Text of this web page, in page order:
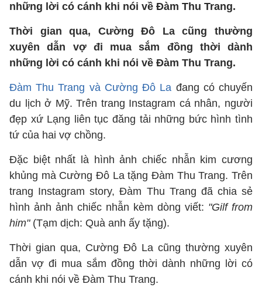
những lời có cánh khi nói về Đàm Thu Trang.
Thời gian qua, Cường Đô La cũng thường
xuyên dẫn vợ đi mua sắm đồng thời dành
những lời có cánh khi nói về Đàm Thu Trang.
Đàm Thu Trang và Cường Đô La đang có chuyến
du lịch ở Mỹ. Trên trang Instagram cá nhân, người
đẹp xứ Lạng liên tục đăng tải những bức hình tình
tứ của hai vợ chồng.
Đặc biệt nhất là hình ảnh chiếc nhẫn kim cương
khủng mà Cường Đô La tặng Đàm Thu Trang. Trên
trang Instagram story, Đàm Thu Trang đã chia sẻ
hình ảnh ảnh chiếc nhẫn kèm dòng viết: "Gilf from
him"(Tạm dịch: Quà anh ấy tặng).
Thời gian qua, Cường Đô La cũng thường xuyên
dẫn vợ đi mua sắm đồng thời dành những lời có
cánh khi nói về Đàm Thu Trang.